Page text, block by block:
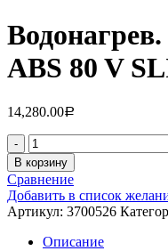
ABS 80 V
14,280.00Р
Количество
В корзину
Сравнение
Добавить в список
Артикул: 3700526
Описание